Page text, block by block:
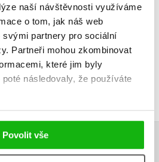
naší návštěvnosti využíváme
o tom, jak náš web
partnery pro sociální
Partneři mohou zkombinovat
které jim byly
následovaly, že používáte
Povolit vše
169 Kč
135 Kč 159 Kč